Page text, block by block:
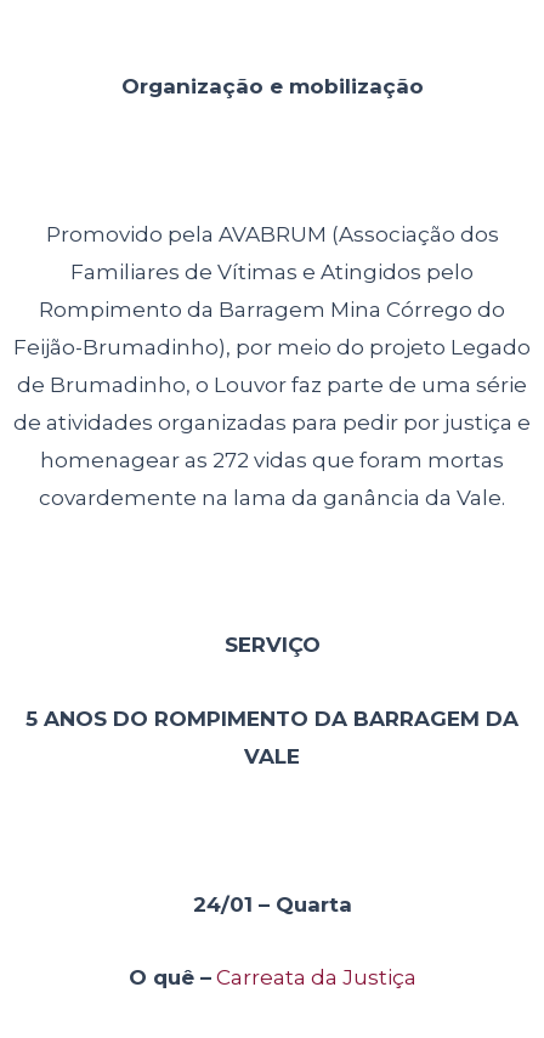
Organização e mobilização
Promovido pela AVABRUM (Associação dos
Familiares de Vítimas e Atingidos pelo
Rompimento da Barragem Mina Córrego do
Feijão-Brumadinho), por meio do projeto Legado
de Brumadinho, o Louvor faz parte de uma série
de atividades organizadas para pedir por justiça e
homenagear as 272 vidas que foram mortas
covardemente na lama da ganância da Vale.
SERVIÇO
5 ANOS DO ROMPIMENTO DA BARRAGEM DA
VALE
24/01 – Quarta
O quê – Carreata da Justiça